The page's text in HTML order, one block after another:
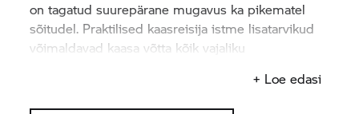
on tagatud suurepärane mugavus ka pikematel
sõitudel. Praktilised kaasreisija istme lisatarvikud
võimaldavad kaasa võtta kõik vajaliku
+ Loe edasi